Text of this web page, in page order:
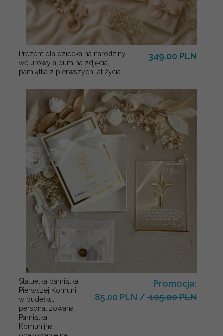
Prezent dla dziecka na narodziny
welurowy album na zdjęcia,
pamiątka z pierwszych lat życia
349.00 PLN
Statuetka pamiątka
Pierwszej Komunii
w pudełku,
personalizowana
Pamiątka
Komunijna
Promocja:
85.00 PLN / 105.00 PLN